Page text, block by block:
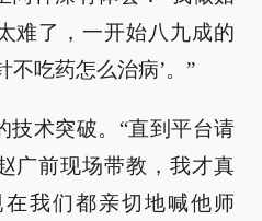
难了，一开始八九成的
不吃药怎么治病’。”
技术突破。“直到平台请
广前现场带教，我才真
我们都亲切地喊他师